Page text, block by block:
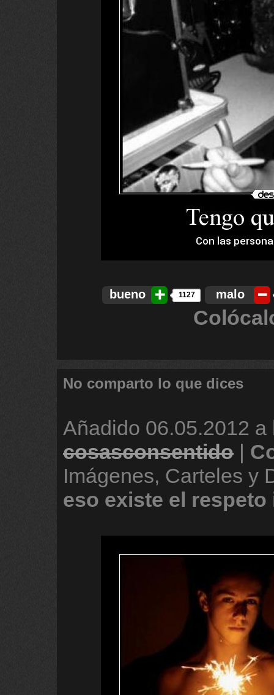
bueno 1127 malo
No comparto lo que dices
Añadido 06.05.2012 a
cosasconsentido |
Imágenes, Carteles y
eso existe el respeto